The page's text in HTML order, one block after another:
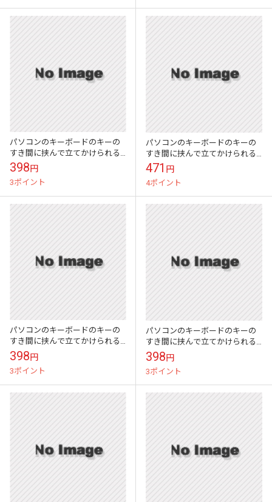
パソコンのキーボードのキーの
すき間に挟んで立てかけられる
かわいい伝言メモ ハイモジモ
ジ Deng On\"Duck\"
398円
3ポイント
パソコンのキーボードのキーの
すき間に挟んで立てかけられる
かわいい伝言メモ ハイモジモ
ジ Deng On\"Pig\"
471 円
4ポイント
パソコンのキーボードのキーの
すき間に挟んで立てかけられる
かわいい伝言メモ ハイモジモ
ジ Deng On\"Dog\"
398円
3ポイント
パソコンのキーボードのキーの
すき間に挟んで立てかけられる
かわいい伝言メモ ハイモジモ
ジ Deng On\"Penguin\"
398円
3ポイント